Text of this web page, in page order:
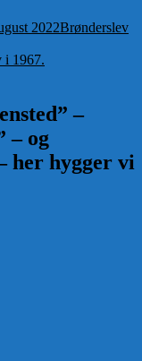
2022Brønderslev
i 1967.
–
– og
her hygger vi